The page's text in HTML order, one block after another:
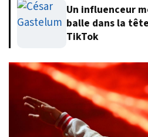
Un influenceur
balle dans la
TikTok